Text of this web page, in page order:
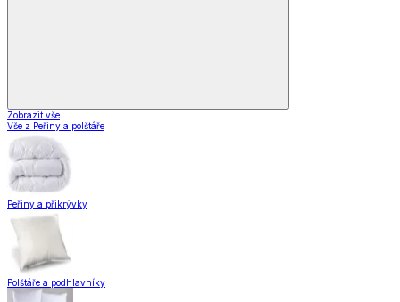
Zobrazit vše
Vše z Peřiny a polštáře
Peřiny a přikrývky
Polštáře a podhlavníky